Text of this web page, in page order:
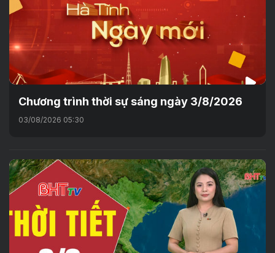
Chương trình thời sự sáng ngày 3/8/2026
03/08/2026 05:30